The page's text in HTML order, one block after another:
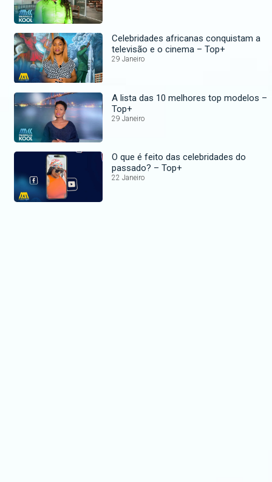
Celebridades africanas conquistam a
televisão e o cinema – Top+
29 Janeiro
A lista das 10 melhores top modelos –
Top+
29 Janeiro
O que é feito das celebridades do
passado? – Top+
22 Janeiro